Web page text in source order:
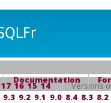
Documentation
17 16 15 14
Versions
9.3 9.2 9.1 9.0 8.4 8.3 8.2